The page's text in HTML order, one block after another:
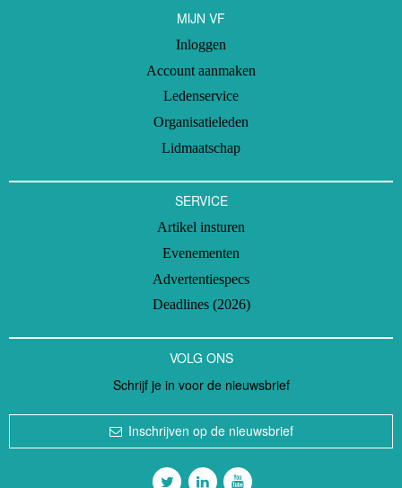
MIJN VF
Inloggen
Account aanmaken
Ledenservice
Organisatieleden
Lidmaatschap
SERVICE
Artikel insturen
Evenementen
Advertentiespecs
Deadlines (2026)
VOLG ONS
Schrijf je in voor de nieuwsbrief
Inschrijven op de nieuwsbrief